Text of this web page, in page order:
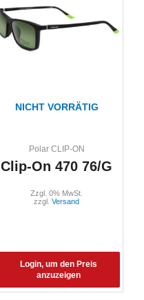
NICHT VORRÄTIG
Polar CLIP-ON
Clip-On 470 76/G
Login, um den Preis
anzuzeigen
Zzgl. 0% MwSt.
zzgl. Versand